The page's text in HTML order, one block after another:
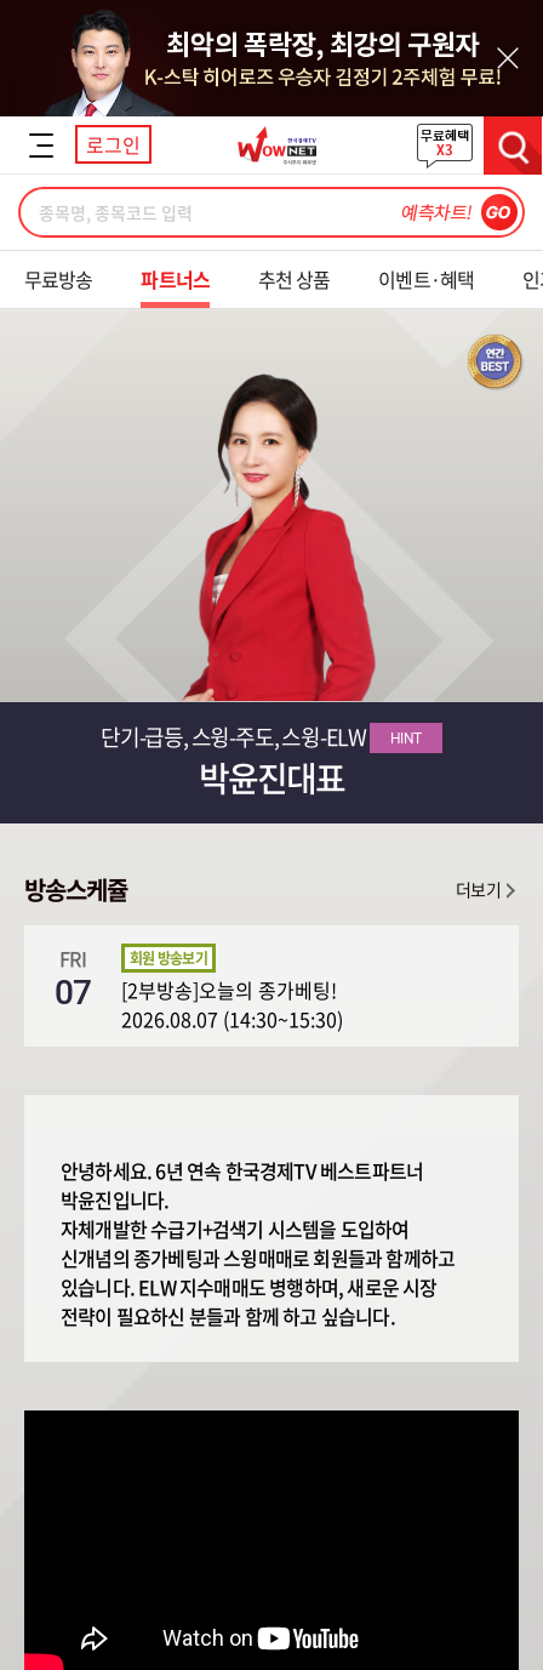
닫기
로그인
무료방송 파트너스 추천 상품 이벤트·혜택
단기-급등, 스윙-주도, 스윙-ELW HINT
박윤진대표
방송스케쥴 더보기
FRI
07
[2부방송]오늘의 종가베팅!
2026.08.07 (14:30~15:30)
안녕하세요. 6년 연속 한국경제TV 베스트파트너
박윤진입니다.
자체개발한 수급기+검색기 시스템을 도입하여
신개념의 종가베팅과 스윙매매로 회원들과 함께하고
있습니다. ELW 지수매매도 병행하며, 새로운 시장
전략이 필요하신 분들과 함께 하고 싶습니다.